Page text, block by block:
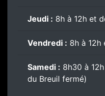
Jeudi : 8h à 12h et
Vendredi : 8h à 12h
Samedi : 8h30 à
du Breuil fermé)